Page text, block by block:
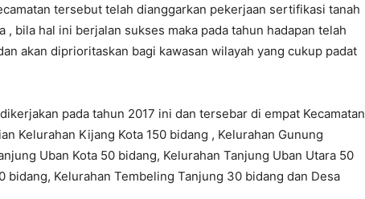
tersebut telah dianggarkan pekerjaan sertifikasi tanah
, bila hal ini berjalan sukses maka pada tahun hadapan telah
akan diprioritaskan bagi kawasan wilayah yang cukup padat
pada tahun 2017 ini dan tersebar di empat Kecamatan
Kelurahan Kijang Kota 150 bidang , Kelurahan Gunung
Uban Kota 50 bidang, Kelurahan Tanjung Uban Utara 50
bidang, Kelurahan Tembeling Tanjung 30 bidang dan Desa